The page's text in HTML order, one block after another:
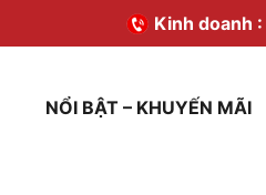
Kinh doanh :
NỔI BẬT – KHUYẾN MÃI